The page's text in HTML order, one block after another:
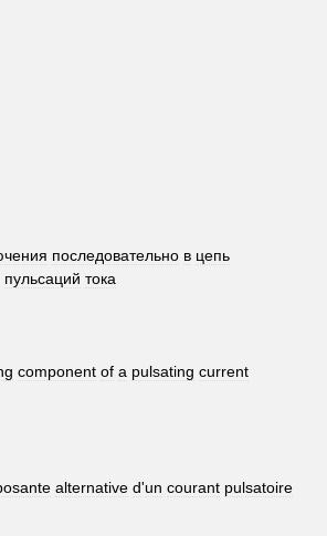
последовательно в цепь
пульсаций тока
component of a pulsating current
alternative d'un courant pulsatoire